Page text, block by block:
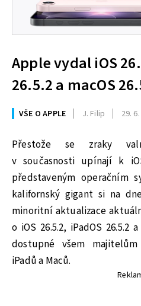
Apple vydal iOS
26.5.2 a macOS
VŠE O APPLE J. Filip 29.
Přestože se zraky
v současnosti upínají k
představeným operačním
kalifornský gigant si na
minoritní aktualizace
o iOS 26.5.2, iPadOS 26.5.2
dostupné všem
iPadů a Maců.